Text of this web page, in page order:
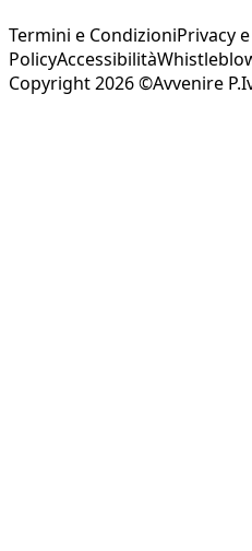
Termini e CondizioniPrivacy
PolicyAccessibilità
Copyright 2026 ©Avvenire